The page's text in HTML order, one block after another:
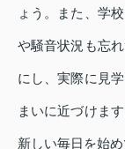
ょう。また、学
や騒音状況も忘
にし、実際に見
まいに近づけま
新しい毎日を始め